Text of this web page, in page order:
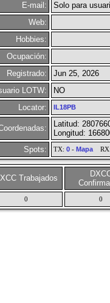
E-mail:
Solo para
Web:
Hobbies:
Ocupación:
Registrado:
Jun 25, 2026
LOTW:
NO
Locator:
IL18PB
Latitud:
Longitud:
Spots:
TX: 0- MapaRX:
Trabajados
0 0